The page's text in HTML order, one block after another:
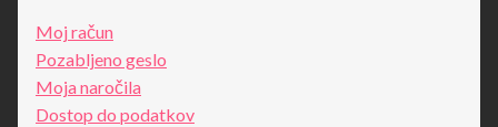
Moj račun
Pozabljeno geslo
Moja naročila
Dostop do podatkov